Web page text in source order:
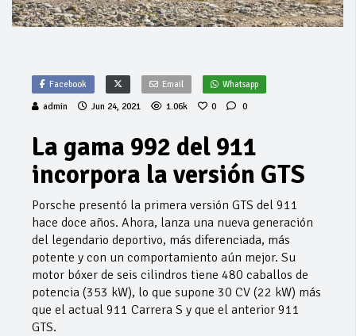
Facebook Email Whatsapp
admin Jun 24, 2021 1.06k 0 0
La gama 992 del 911
incorpora la versión GTS
Porsche presentó la primera versión GTS del 911
hace doce años. Ahora, lanza una nueva generación
del legendario deportivo, más diferenciada, más
potente y con un comportamiento aún mejor. Su
motor bóxer de seis cilindros tiene 480 caballos de
potencia (353 kW), lo que supone 30 CV (22 kW) más
que el actual 911 Carrera S y que el anterior 911
GTS.